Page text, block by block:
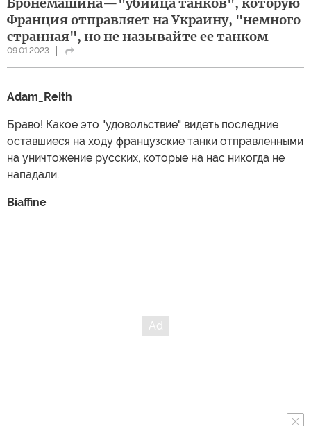
Франция отправляет на Украину, "немного
странная", но не называйте ее танком
09.01.2023
Adam_Reith
Браво! Какое это "удовольствие" видеть последние
оставшиеся на ходу французские танки отправленными
на уничтожение русских, которые на нас никогда не
нападали.
Biaffine